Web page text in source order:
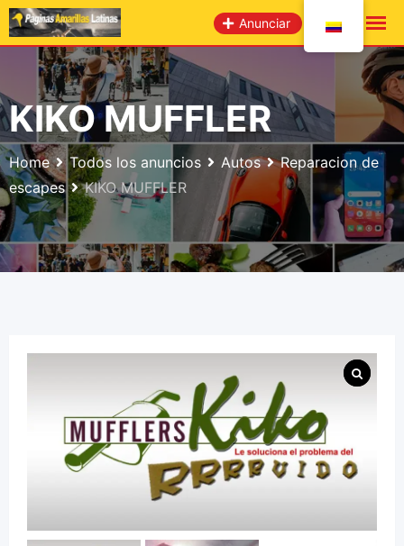
saltar
al
contenido
Anunciar
KIKO MUFFLER
Home Todos los anuncios Autos
Reparacion de
escapes
KIKO MUFFLER